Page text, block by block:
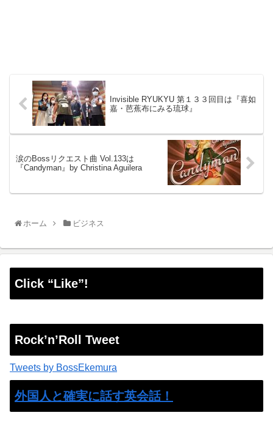
Invisible RYUKYU 第１３３回目は『喜如
嘉・芭蕉布にみる琉球』
涙のBossリクエスト曲 Vol.133は
『Candyman』by Christina Aguilera
ホーム ビジネス
Click “Like”!
Rock’n’Roll Tweet
Tweets by BossEkemura
外国人と確実に話す英会話！